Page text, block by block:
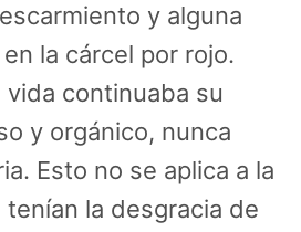
y alguna
la cárcel por rojo.
vida continuaba su
y orgánico, nunca
Esto no se aplica a la
la desgracia de